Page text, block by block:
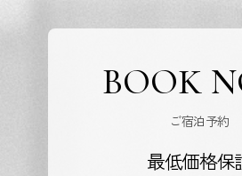
BOOK
ご宿泊予約
最低価格保